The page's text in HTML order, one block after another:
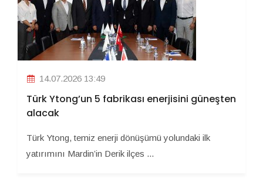
14.07.2026 13:49
Türk Ytong’un 5 fabrikası enerjisini güneşten
alacak
Türk Ytong, temiz enerji dönüşümü yolundaki ilk
yatırımını Mardin’in Derik ilçes ...